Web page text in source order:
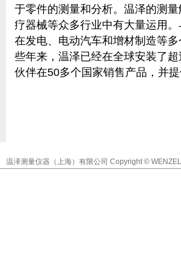
于零件的测量和分析。温泽的测
疗器械等众多行业中有大量运用
在发电、电动汽车和增材制造等
些年来，温泽已经在全球安装了
伙伴在50多个国家销售产品，并
温泽测量仪器（上海）有限公司 Copyright ©